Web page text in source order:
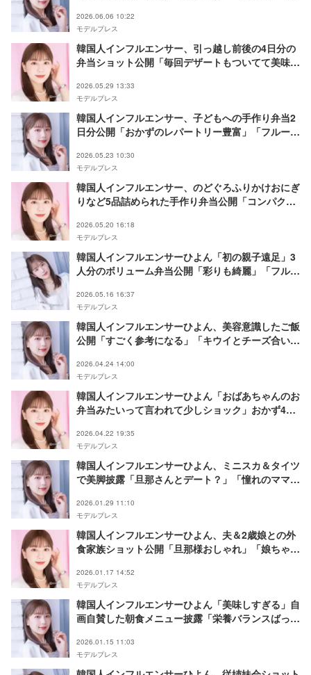
2026.06.06 10:22
モデルプレス
韓国人インフルエンサー、引っ越し前後の4日分の
弁当ショット公開「毎回デザートもついてて美味し
2026.05.29 13:33
モデルプレス
韓国人インフルエンサー、子どもへの手作り弁当2
日分公開「おかずのレパートリー豊富」「フルーツ
2026.05.23 10:30
モデルプレス
韓国人インフルエンサー、のどぐろふりかけおにぎ
りなど5品詰められた手作り弁当公開「コンパクト
2026.05.20 16:18
モデルプレス
韓国人インフルエンサーひよん「初の親子遠足」3
人分のボリューム弁当公開「彩りも綺麗」「フルー
2026.05.16 16:37
モデルプレス
韓国人インフルエンサーひよん、美容意識したご飯
公開「すごく参考になる」「キウイとチーズ合いそ
2026.04.24 14:00
モデルプレス
韓国人インフルエンサーひよん「おばあちゃんのお
弁当みたいって言われて少しショック」おかず4品
「栄養バランス良さそう」の声
2026.04.22 19:35
モデルプレス
韓国人インフルエンサーひよん、ミニスカ＆タイツ
で美脚披露「旦那さんとデート？」「憧れのママ」
2026.01.29 11:10
モデルプレス
韓国人インフルエンサーひよん、夫＆2歳娘との外
食家族ショット公開「旦那様おしゃれ」「娘ちゃん
2026.01.17 14:52
モデルプレス
韓国人インフルエンサーひよん「美味しすぎる」自
画自賛した朝食メニュー披露「栄養バランスばっち
2026.01.15 11:03
モデルプレス